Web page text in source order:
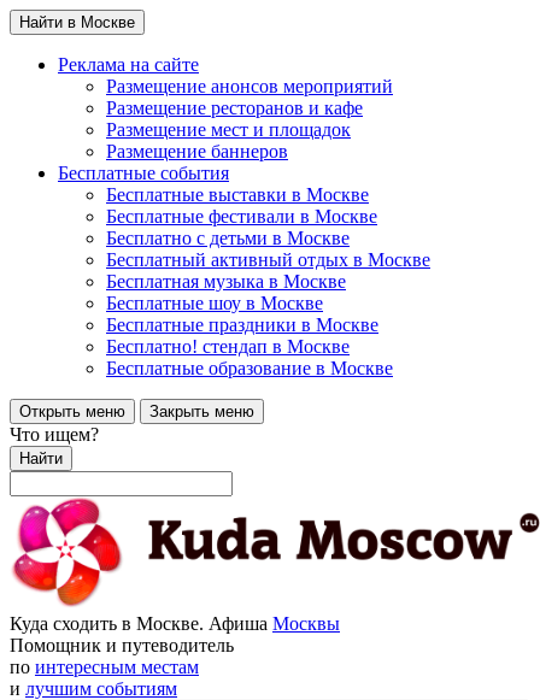
Найти в Москве
Реклама на сайте
Размещение анонсов мероприятий
Размещение ресторанов и кафе
Размещение мест и площадок
Размещение баннеров
Бесплатные события
Бесплатные выставки в Москве
Бесплатные фестивали в Москве
Бесплатно с детьми в Москве
Бесплатный активный отдых в Москве
Бесплатная музыка в Москве
Бесплатные шоу в Москве
Бесплатные праздники в Москве
Бесплатно! стендап в Москве
Бесплатные образование в Москве
Открыть меню Закрыть меню
Что ищем?
Найти
Куда сходить в Москве. Афиша Москвы
Помощник и путеводитель
по интересным местам
и лучшим событиям